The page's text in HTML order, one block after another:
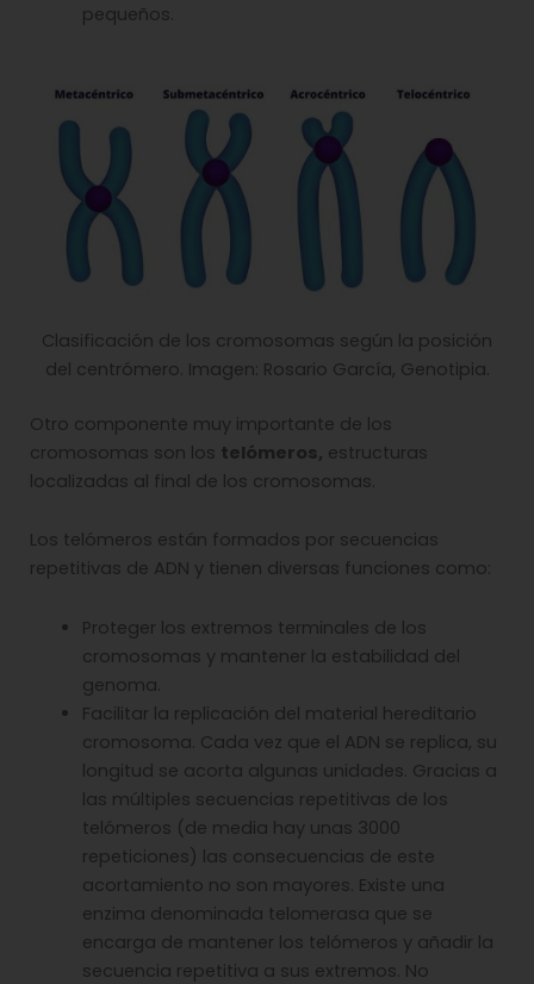
pequeños.
Clasificación de los cromosomas según la posición
del centrómero. Imagen: Rosario García, Genotipia.
Otro componente muy importante de los
cromosomas son los telómeros, estructuras
localizadas al final de los cromosomas.
Los telómeros están formados por secuencias
repetitivas de ADN y tienen diversas funciones como:
Proteger los extremos terminales de los
cromosomas y mantener la estabilidad del
genoma.
Facilitar la replicación del material hereditario
cromosoma. Cada vez que el ADN se replica, su
longitud se acorta algunas unidades. Gracias a
las múltiples secuencias repetitivas de los
telómeros (de media hay unas 3000
repeticiones) las consecuencias de este
acortamiento no son mayores. Existe una
enzima denominada telomerasa que se
encarga de mantener los telómeros y añadir la
secuencia repetitiva a sus extremos. No